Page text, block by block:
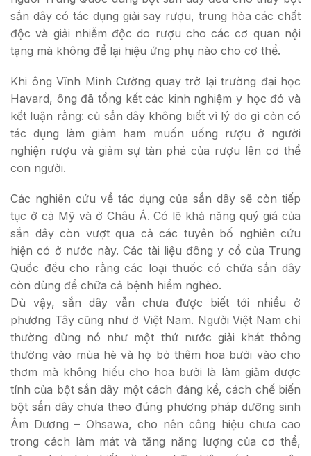
sắn dây có tác dụng giải say rượu, trung hòa các chất
độc và giải nhiễm độc do rượu cho các cơ quan nội
tạng mà không để lại hiệu ứng phụ nào cho cơ thể.
Khi ông Vĩnh Minh Cường quay trở lại trường đại học
Havard, ông đã tổng kết các kinh nghiệm y học đó và
kết luận rằng: củ sắn dây không biết vì lý do gì còn có
tác dụng làm giảm ham muốn uống rượu ở người
nghiện rượu và giảm sự tàn phá của rượu lên cơ thể
con người.
Các nghiên cứu về tác dụng của sắn dây sẽ còn tiếp
tục ở cả Mỹ và ở Châu Á. Có lẽ khả năng quý giá của
sắn dây còn vượt qua cả các tuyên bố nghiên cứu
hiện có ở nước này. Các tài liệu đông y cổ của Trung
Quốc đều cho rằng các loại thuốc có chứa sắn dây
còn dùng để chữa cả bệnh hiểm nghèo.
Dù vậy, sắn dây vẫn chưa được biết tới nhiều ở
phương Tây cũng như ở Việt Nam. Người Việt Nam chỉ
thường dùng nó như một thứ nước giải khát thông
thường vào mùa hè và họ bỏ thêm hoa bưởi vào cho
thơm mà không hiểu cho hoa bưởi là làm giảm dược
tính của bột sắn dây một cách đáng kể, cách chế biến
bột sắn dây chưa theo đúng phương pháp dưỡng sinh
Âm Dương – Ohsawa, cho nên công hiệu chưa cao
trong cách làm mát và tăng năng lượng của cơ thể,